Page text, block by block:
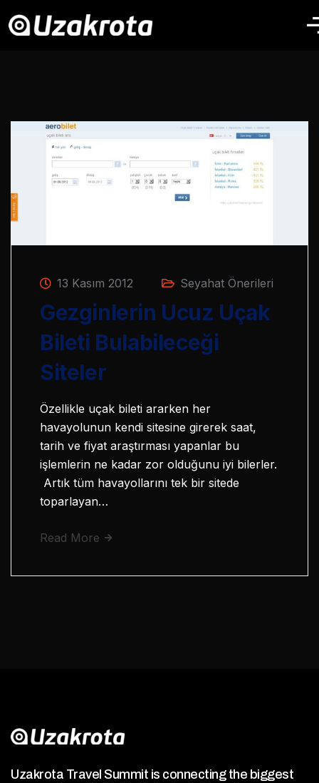
13 Kasım 2012 Seyahat Önerileri
Gezginlerin Ucuz Uçak
Bileti Bulabileceği
Siteler
Özellikle uçak bileti ararken her
havayolunun kendi sitesine girerek saat,
tarih ve fiyat araştırması yapanlar bu
işlemlerin ne kadar zor olduğunu iyi bilerler.
Artık tüm havayollarını tek bir sitede
toparlayan…
Read More
Uzakrota Travel Summit is connecting the biggest